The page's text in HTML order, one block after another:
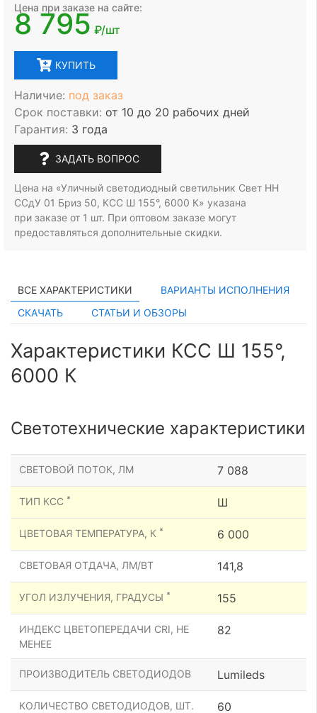
Цена при заказе на сайте:
8 795 ₽/шт
КУПИТЬ
Наличие: под заказ
Срок поставки: от 10 до 20 рабочих дней
Гарантия: 3 года
ЗАДАТЬ ВОПРОС
Цена на «Уличный светодиодный светильник Свет НН
ССдУ 01 Бриз 50, КСС Ш 155°, 6000 К» указана
при заказе от 1 шт. При оптовом заказе могут
предоставляться дополнительные скидки.
ВСЕ ХАРАКТЕРИСТИКИ
ВАРИАНТЫ ИСПОЛНЕНИЯ
СКАЧАТЬ
СТАТЬИ И ОБЗОРЫ
Характеристики КСС Ш 155°,
6000 К
Светотехнические характеристики
СВЕТОВОЙ ПОТОК, ЛМ 7 088
ТИП КСС * Ш
ЦВЕТОВАЯ ТЕМПЕРАТУРА, К * 6 000
СВЕТОВАЯ ОТДАЧА, ЛМ/ВТ 141,8
УГОЛ ИЗЛУЧЕНИЯ, ГРАДУСЫ * 155
ИНДЕКС ЦВЕТОПЕРЕДАЧИ CRI, НЕ
МЕНЕЕ
82
ПРОИЗВОДИТЕЛЬ СВЕТОДИОДОВ Lumileds
КОЛИЧЕСТВО СВЕТОДИОДОВ, ШТ. 60